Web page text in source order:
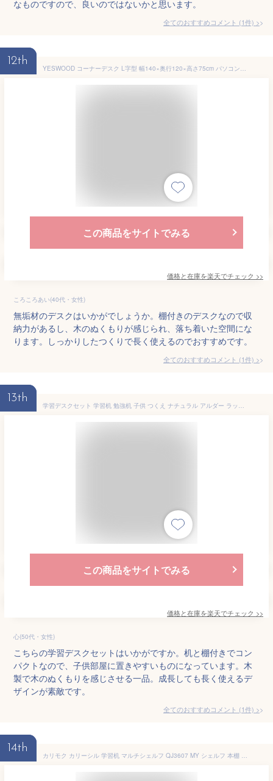
なものですので、良いのではないかと思います。
全てのおすすめコメント (1件) >
12th
YESWOOD コーナーデスク L字型 幅140×奥行120×高さ75cm パソコンデスク 学習机 勉強机 北米産FASグレードオーク無垢材 天然木 木製 ワークデスク 仕事用 作業用 PCデスク 書斎用 壁付け 収納スペース 在宅ワーク 北欧 ナチュラル 組立簡単
この商品をサイトでみる
価格と在庫を楽天でチェック >>
ころころあい(40代・女性)
無垢材のデスクはいかがでしょうか。棚付きのデスクなので収
納力があるし、木のぬくもりが感じられ、落ち着いた空間にな
ります。しっかりしたつくりで長く使えるのでおすすめです。
全てのおすすめコメント (1件) >
13th
学習デスクセット 学習机 勉強机 子供 つくえ ナチュラル アルダー ラック上台 ラック下台 国産品 日本製 堀田木工所 サイン
この商品をサイトでみる
価格と在庫を楽天でチェック >>
心(50代・女性)
こちらの学習デスクセットはいかがですか。机と棚付きでコン
パクトなので、子供部屋に置きやすいものになっています。木
製で木のぬくもりを感じさせる一品。成長しても長く使えるデ
ザインが素敵です。
全てのおすすめコメント (1件) >
14th
カリモク カリーシル 学習机 マルチシェルフ QJ3607 MY シェルフ 本棚 日本製 デスクシェルフ 勉強机 子供 karimoku カントリー調 リビング学習 (マルチシェルフ QJ3607MY)